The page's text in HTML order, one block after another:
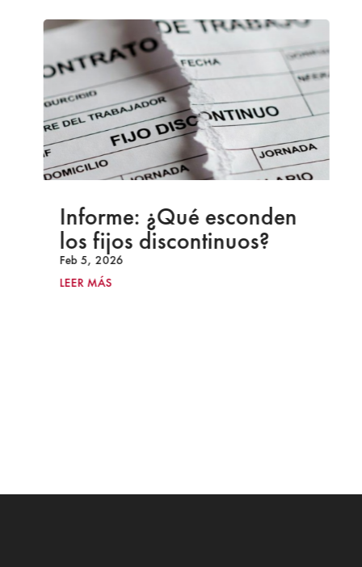
Informe: ¿Qué esconden
los fijos discontinuos?
Feb 5, 2026
LEER MÁS